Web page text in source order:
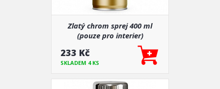
Zlatý chrom sprej 400 ml
(pouze pro interier)
233 Kč
SKLADEM 4 KS